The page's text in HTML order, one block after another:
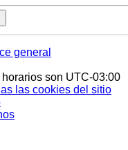
general
son UTC-03:00
las cookies del sitio